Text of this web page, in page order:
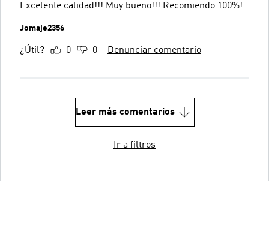
Excelente calidad!!! Muy bueno!!! Recomiendo 100%!
Jomaje2356
¿Útil? 0 0 Denunciar comentario
Leer más comentarios
Ir a filtros